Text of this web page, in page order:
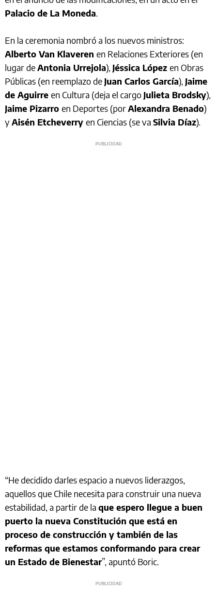
Palacio de La Moneda.
En la ceremonia nombró a los nuevos ministros:
Alberto Van Klaveren en Relaciones Exteriores (en
lugar deAntonia Urrejola), Jéssica López en Obras
Públicas (en reemplazo de Juan Carlos García), Jaime
de Aguirre en Cultura (deja el cargo Julieta Brodsky),
Jaime Pizarro en Deportes (porAlexandra Benado)
yAisén Etcheverry en Ciencias (se va Silvia Díaz).
“He decidido darles espacio a nuevos liderazgos,
aquellos que Chile necesita para construir una nueva
estabilidad, a partir de la que espero llegue a buen
puerto la nueva Constitución que está en
proceso de construcción y también de las
reformas que estamos conformando para crear
un Estado de Bienestar”, apuntó Boric.